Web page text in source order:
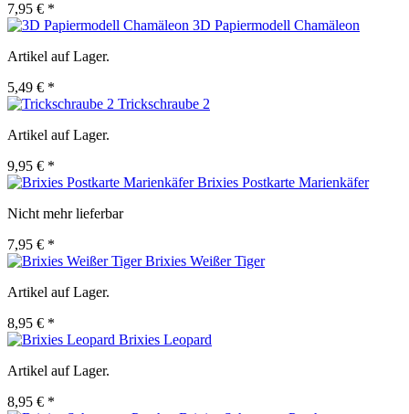
7,95 € *
3D Papiermodell Chamäleon
Artikel auf Lager.
5,49 € *
Trickschraube 2
Artikel auf Lager.
9,95 € *
Brixies Postkarte Marienkäfer
Nicht mehr lieferbar
7,95 € *
Brixies Weißer Tiger
Artikel auf Lager.
8,95 € *
Brixies Leopard
Artikel auf Lager.
8,95 € *